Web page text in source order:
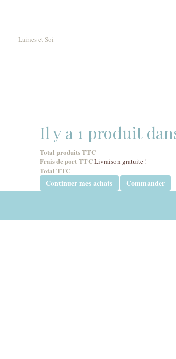
Il y a 1 produit
Total produits TTC
Frais de port TTCLivraison gratuite !
Total TTC
Continuer mes achats Commander